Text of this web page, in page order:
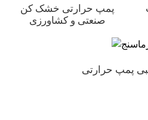
پمپ حرارتی خشک کن
صنعتی و کشاورزی
پمپ حرارتی